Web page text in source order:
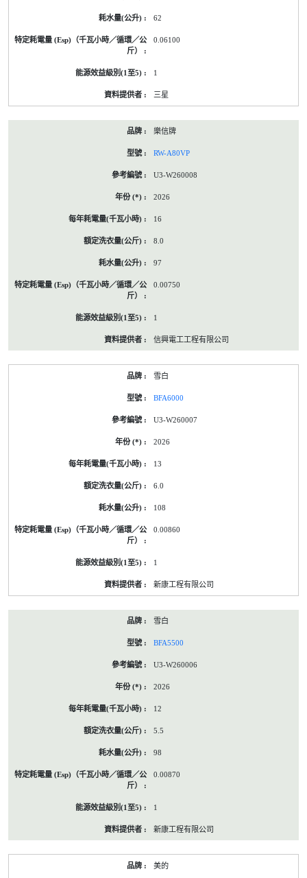
62
0.06100
1
三星
樂信牌
RW-A80VP
U3-W260008
2026
16
8.0
97
0.00750
1
信興電工工程有限公司
雪白
BFA6000
U3-W260007
2026
13
6.0
108
0.00860
1
新康工程有限公司
雪白
BFA5500
U3-W260006
2026
12
5.5
98
0.00870
1
新康工程有限公司
美的